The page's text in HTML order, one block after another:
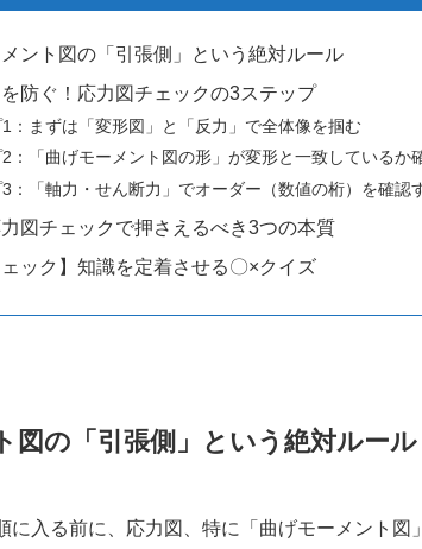
ント図の「引張側」という絶対ルール
防ぐ！応力図チェックの3ステップ
1：まずは「変形図」と「反力」で全体像を掴む
：「曲げモーメント図の形」が変形と一致しているか
：「軸力・せん断力」でオーダー（数値の桁）を確認
図チェックで押さえるべき3つの本質
ェック】知識を定着させる〇×クイズ
の「引張側」という絶対ルール
に入る前に、応力図、特に「曲げモーメント図